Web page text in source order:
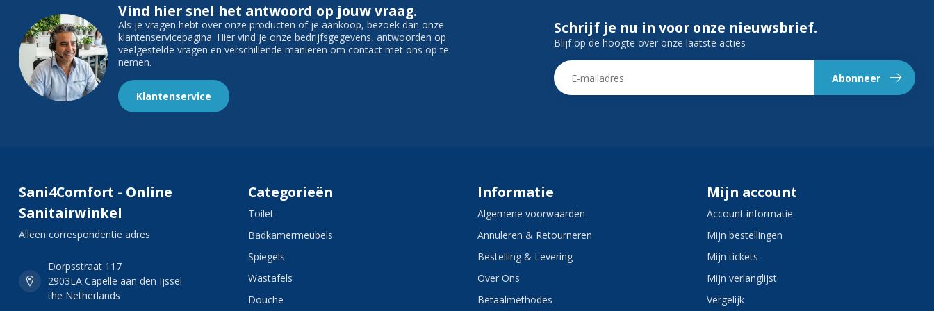
Vind hier snel het antwoord op jouw vraag.
Als je vragen hebt over onze producten of je aankoop, bezoek dan onze
klantenservicepagina. Hier vind je onze bedrijfsgegevens, antwoorden op
veelgestelde vragen en verschillende manieren om contact met ons op te
nemen.
Klantenservice
Schrijf je nu in voor onze nieuwsbrief.
Blijf op de hoogte over onze laatste acties
Abonneer
Sani4Comfort - Online
Sanitairwinkel
Alleen correspondentie adres
Dorpsstraat 117
2903LA Capelle aan den Ijssel
the Netherlands
Categorieën
Toilet
Badkamermeubels
Spiegels
Wastafels
Douche
Informatie
Algemene voorwaarden
Annuleren & Retourneren
Bestelling & Levering
Over Ons
Betaalmethodes
Mijn account
Account informatie
Mijn bestellingen
Mijn tickets
Mijn verlanglijst
Vergelijk